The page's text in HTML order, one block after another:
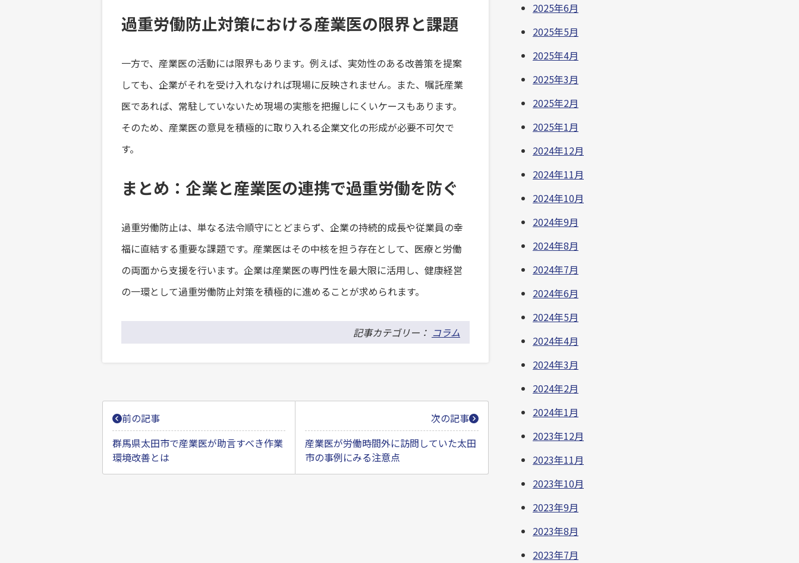
過重労働防止対策における産業医の限界と課題
一方で、産業医の活動には限界もあります。例えば、実効性のある改善策を提案
しても、企業がそれを受け入れなければ現場に反映されません。また、嘱託産業
医であれば、常駐していないため現場の実態を把握しにくいケースもあります。
そのため、産業医の意見を積極的に取り入れる企業文化の形成が必要不可欠で
す。
まとめ：企業と産業医の連携で過重労働を防ぐ
過重労働防止は、単なる法令順守にとどまらず、企業の持続的成長や従業員の幸
福に直結する重要な課題です。産業医はその中核を担う存在として、医療と労働
の両面から支援を行います。企業は産業医の専門性を最大限に活用し、健康経営
の一環として過重労働防止対策を積極的に進めることが求められます。
記事カテゴリー： コラム
投
稿
ナ
ビ
前の記事
群馬県太田市で産業医が助言すべき作業
環境改善とは
次の記事
産業医が労働時間外に訪問していた太田
市の事例にみる注意点
2025年6月
2025年5月
2025年4月
2025年3月
2025年2月
2025年1月
2024年12月
2024年11月
2024年10月
2024年9月
2024年8月
2024年7月
2024年6月
2024年5月
2024年4月
2024年3月
2024年2月
2024年1月
2023年12月
2023年11月
2023年10月
2023年9月
2023年8月
2023年7月